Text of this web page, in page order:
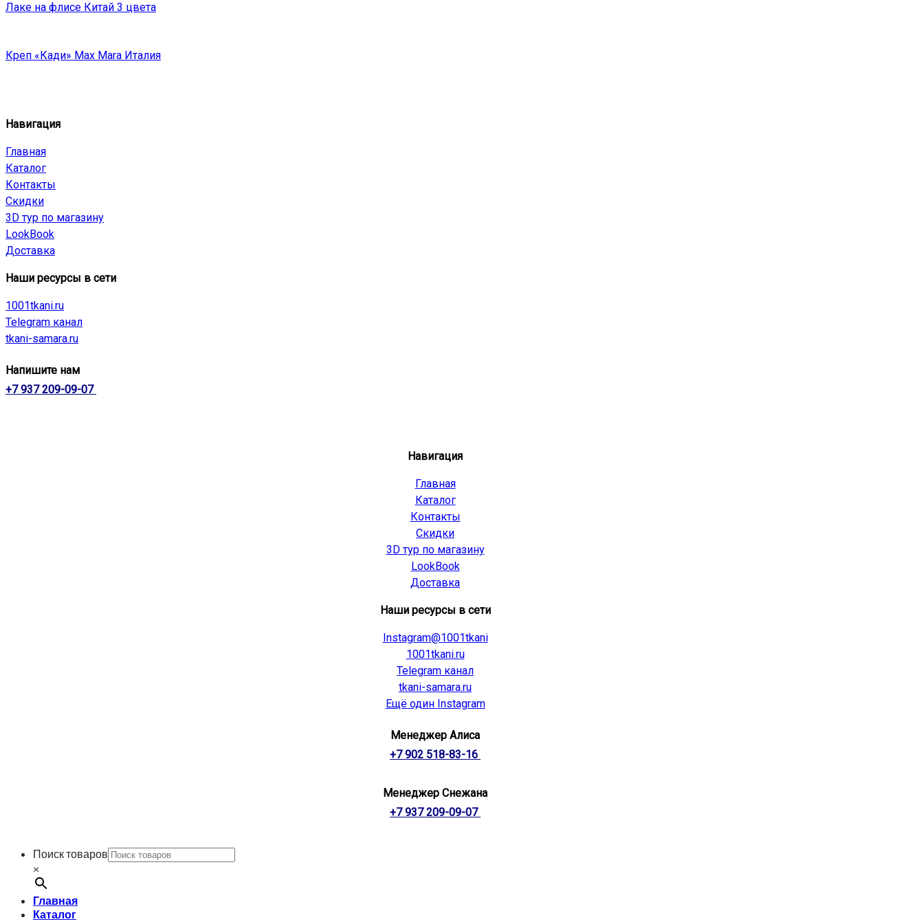
Лаке на флисе Китай 3 цвета
Креп «Кади» Max Mara Италия
Навигация
Главная
Каталог
Контакты
Скидки
3D тур по магазину
LookBook
Доставка
Наши ресурсы в сети
1001tkani.ru
Telegram канал
tkani-samara.ru
Напишите нам
+7 937 209-09-07
Навигация
Главная
Каталог
Контакты
Скидки
3D тур по магазину
LookBook
Доставка
Наши ресурсы в сети
Instagram@1001tkani
1001tkani.ru
Telegram канал
tkani-samara.ru
Ещё один Instagram
Менеджер Алиса
+7 902 518-83-16
Менеджер Снежана
+7 937 209-09-07
Поиск товаров
×
Главная
Каталог